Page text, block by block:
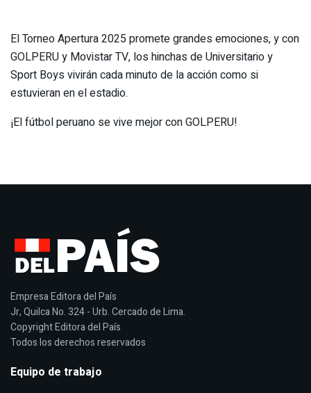
El Torneo Apertura 2025 promete grandes emociones, y con
GOLPERU y Movistar TV, los hinchas de Universitario y
Sport Boys vivirán cada minuto de la acción como si
estuvieran en el estadio.
¡El fútbol peruano se vive mejor con GOLPERU!
Empresa Editora del País
Jr, Quilca No. 324 - Urb. Cercado de Lima.
Copyright Editora del País
Todos los derechos reservados
Equipo de trabajo